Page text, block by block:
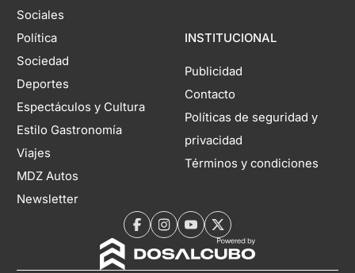
Sociales
Política
Sociedad
Deportes
Espectáculos y Cultura
Estilo Gastronomía
Viajes
MDZ Autos
Newsletter
INSTITUCIONAL
Publicidad
Contacto
Políticas de seguridad y
privacidad
Términos y condiciones